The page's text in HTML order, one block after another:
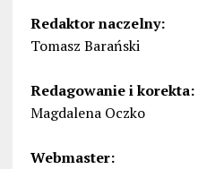
Redaktor naczelny:
Tomasz Barański
Redagowanie i korekta:
Magdalena Oczko
Webmaster: